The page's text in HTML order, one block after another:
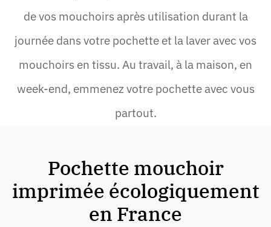
de vos mouchoirs après utilisation durant la
journée dans votre pochette et la laver avec vos
mouchoirs en tissu. Au travail, à la maison, en
week-end, emmenez votre pochette avec vous
partout.
Pochette mouchoir
imprimée écologiquement
en France